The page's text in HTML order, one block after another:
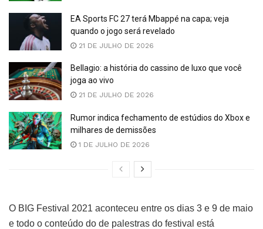
EA Sports FC 27 terá Mbappé na capa; veja
quando o jogo será revelado
21 DE JULHO DE 2026
Bellagio: a história do cassino de luxo que você
joga ao vivo
21 DE JULHO DE 2026
Rumor indica fechamento de estúdios do Xbox e
milhares de demissões
1 DE JULHO DE 2026
O BIG Festival 2021 aconteceu entre os dias 3 e 9 de maio
e todo o conteúdo do de palestras do festival está